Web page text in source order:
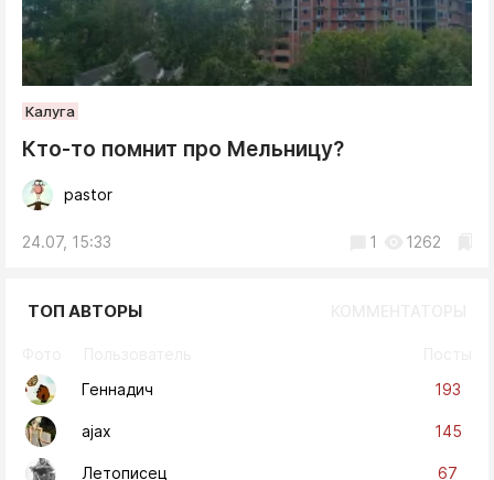
Калуга
Кто-то помнит про Мельницу?
pastor
24.07, 15:33 1 1262
ТОП АВТОРЫ
Геннадич
193
ajax 145
Летописец 67